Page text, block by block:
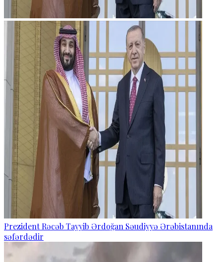
Prezident Rəcəb Tayyib Ərdoğan Səudiyyə Ərəbistanında
səfərdədir